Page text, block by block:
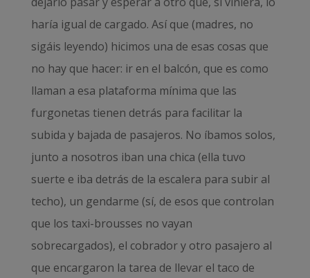
haría igual de cargado. Así que (madres, no
sigáis leyendo) hicimos una de esas cosas que
no hay que hacer: ir en el balcón, que es como
llaman a esa plataforma mínima que las
furgonetas tienen detrás para facilitar la
subida y bajada de pasajeros. No íbamos solos,
junto a nosotros iban una chica (ella tuvo
suerte e iba detrás de la escalera para subir al
techo), un gendarme (sí, de esos que controlan
que los taxi-brousses no vayan
sobrecargados), el cobrador y otro pasajero al
que encargaron la tarea de llevar el taco de